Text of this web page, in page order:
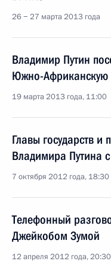
26 − 27 марта 2013 года
Владимир Путин
Южно-Африканскую
19 марта 2013 года, 11:00
Главы государств и
Владимира Путина
7 октября 2012 года, 18:30
Телефонный
Джейкобом Зумой
12 апреля 2012 года, 20:30